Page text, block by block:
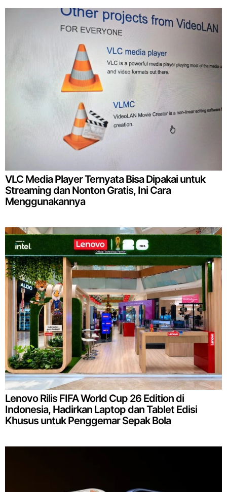
VLC Media Player Ternyata Bisa Dipakai untuk
Streaming dan Nonton Gratis, Ini Cara
Menggunakannya
Lenovo Rilis FIFA World Cup 26 Edition di
Indonesia, Hadirkan Laptop dan Tablet Edisi
Khusus untuk Penggemar Sepak Bola